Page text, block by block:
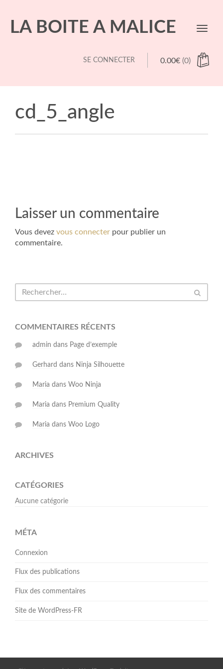
LA BOITE A MALICE
Toggle
0.00€ (0)
SE CONNECTER
cd_5_angle
Laisser un commentaire
Vous devez vous connecter pour publier un
commentaire.
COMMENTAIRES RÉCENTS
admin dans Page d’exemple
Gerhard dans Ninja Silhouette
Maria dans Woo Ninja
Maria dans Premium Quality
Maria dans Woo Logo
ARCHIVES
CATÉGORIES
Aucune catégorie
MÉTA
Connexion
Flux des publications
Flux des commentaires
Site de WordPress-FR